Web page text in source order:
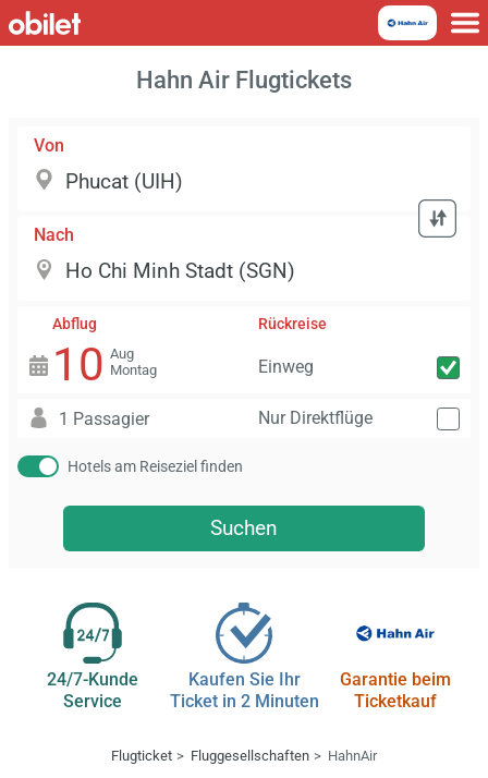
Hahn Air Flugtickets
Von
Nach
Abflug
10 Aug
Montag
Rückreise
Einweg
1 Passagier Nur Direktflüge
Hotels am Reiseziel finden
Suchen
24/7-Kunde
Service
Kaufen Sie Ihr
Ticket in 2 Minuten
Garantie beim
Ticketkauf
Flugticket Fluggesellschaften HahnAir